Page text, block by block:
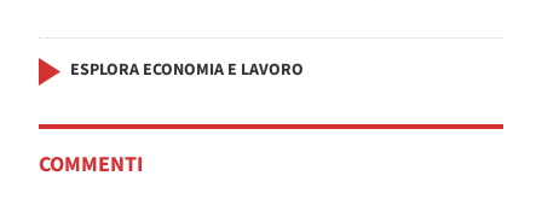
ESPLORA ECONOMIA E LAVORO
COMMENTI